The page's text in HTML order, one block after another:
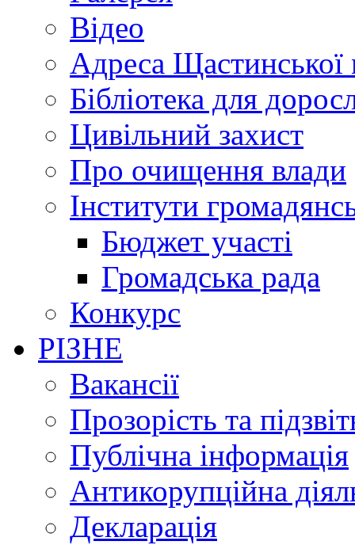
Відео
Адреса Щастинської
Бібліотека для
Цивільний захист
Про очищення влади
Інститути
Бюджет участі
Громадська рада
Конкурс
РІЗНЕ
Вакансії
Прозорість та
Публічна інформація
Антикорупційна
Декларація